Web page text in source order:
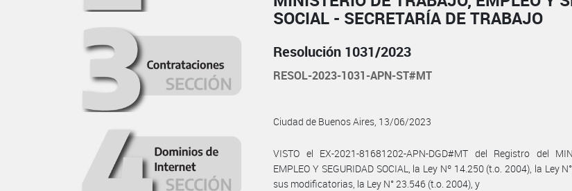
SOCIAL - SECRETARÍA DE TRABAJO
Resolución 1031/2023
RESOL-2023-1031-APN-ST#MT
Ciudad de Buenos Aires, 13/06/2023
VISTO el EX-2021-81681202-APN-DGD#MT del Registro del
EMPLEO Y SEGURIDAD SOCIAL, la Ley Nº 14.250 (t.o. 2004), la Ley
sus modificatorias, la Ley N° 23.546 (t.o. 2004), y